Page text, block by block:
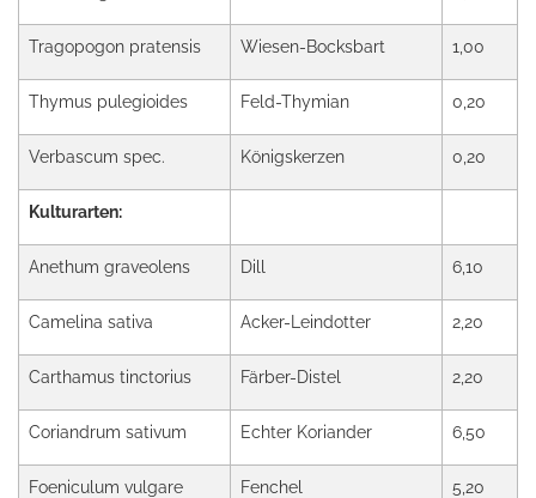
Tragopogon pratensis Wiesen-Bocksbart 1,00
Thymus pulegioides Feld-Thymian 0,20
Verbascum spec. Königskerzen 0,20
Kulturarten:
Anethum graveolens Dill 6,10
Camelina sativa Acker-Leindotter 2,20
Carthamus tinctorius Färber-Distel 2,20
Coriandrum sativum Echter Koriander 6,50
Foeniculum vulgare Fenchel 5,20